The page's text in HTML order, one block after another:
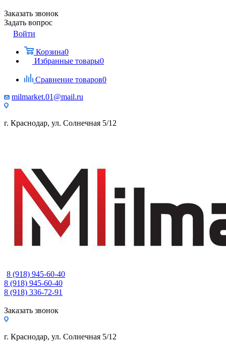
Заказать звонок
Задать вопрос
Войти
Корзина0
Избранные товары0
Сравнение товаров0
milmarket.01@mail.ru
г. Краснодар, ул. Солнечная 5/12
8 (918) 945-60-40
8 (918) 945-60-40
8 (918) 336-72-91
Заказать звонок
г. Краснодар, ул. Солнечная 5/12